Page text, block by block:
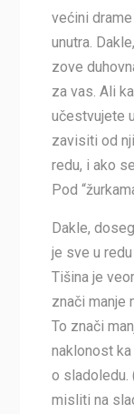
većini
unutra.
zove
za vas. Ali
učestvujete
zavisiti od
redu, i ako
Pod
Dakle,
je sve u
Tišina je
znači manje
To znači
naklonost
o sladoledu.
misliti na